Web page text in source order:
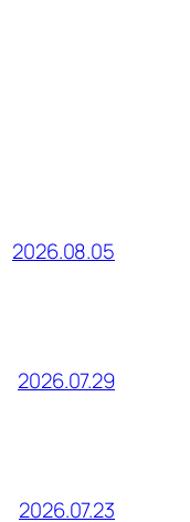
2026.08.05
2026.07.29
2026.07.23